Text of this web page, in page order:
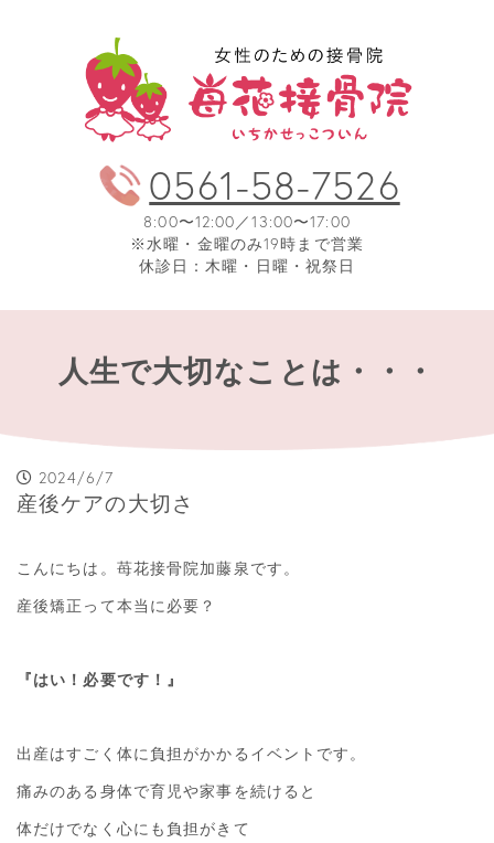
0561-58-7526
8:00〜12:00／13:00〜17:00
※水曜・金曜のみ19時まで営業
休診日：木曜・日曜・祝祭日
人生で大切なことは・・・
2024/6/7
産後ケアの大切さ
こんにちは。苺花接骨院加藤泉です。
産後矯正って本当に必要？
『はい！必要です！』
出産はすごく体に負担がかかるイベントです。
痛みのある身体で育児や家事を続けると
体だけでなく心にも負担がきて